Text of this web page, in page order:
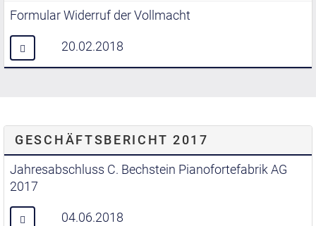
Formular Widerruf der Vollmacht
20.02.2018
GESCHÄFTSBERICHT 2017
Jahresabschluss C. Bechstein Pianofortefabrik AG
2017
04.06.2018